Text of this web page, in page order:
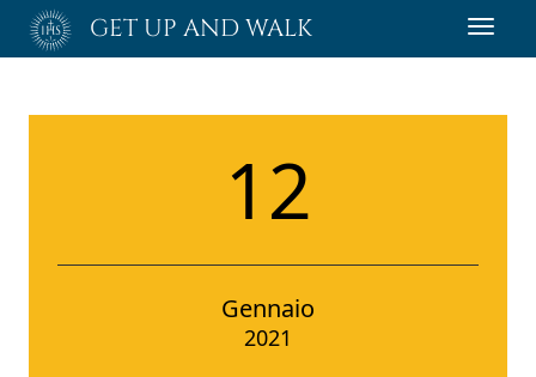
Passa
GET UP AND WALK
12
Gennaio
2021